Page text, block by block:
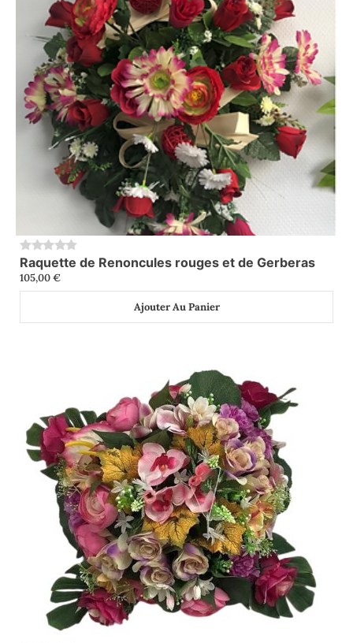
0
Raquette de Renoncules rouges et de Gerberas
105,00€
Ajouter Au Panier